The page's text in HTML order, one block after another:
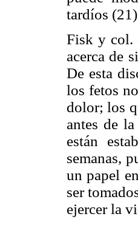
tardíos
Fisk y col.
acerca de
De esta
los fetos
dolor; los
antes de
están
semanas,
un papel
ser
ejercer la